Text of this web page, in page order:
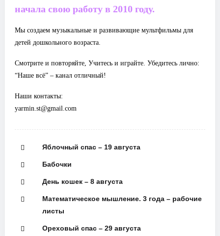
начала свою работу в 2010 году.
Мы создаем музыкальные и развивающие мультфильмы для
детей дошкольного возраста.
Смотрите и повторяйте, Учитесь и играйте. Убедитесь лично:
“Наше всё” – канал отличный!
Наши контакты:
yarmin.st@gmail.com
Яблочный спас – 19 августа
Бабочки
День кошек – 8 августа
Математическое мышление. 3 года – рабочие
листы
Ореховый спас – 29 августа